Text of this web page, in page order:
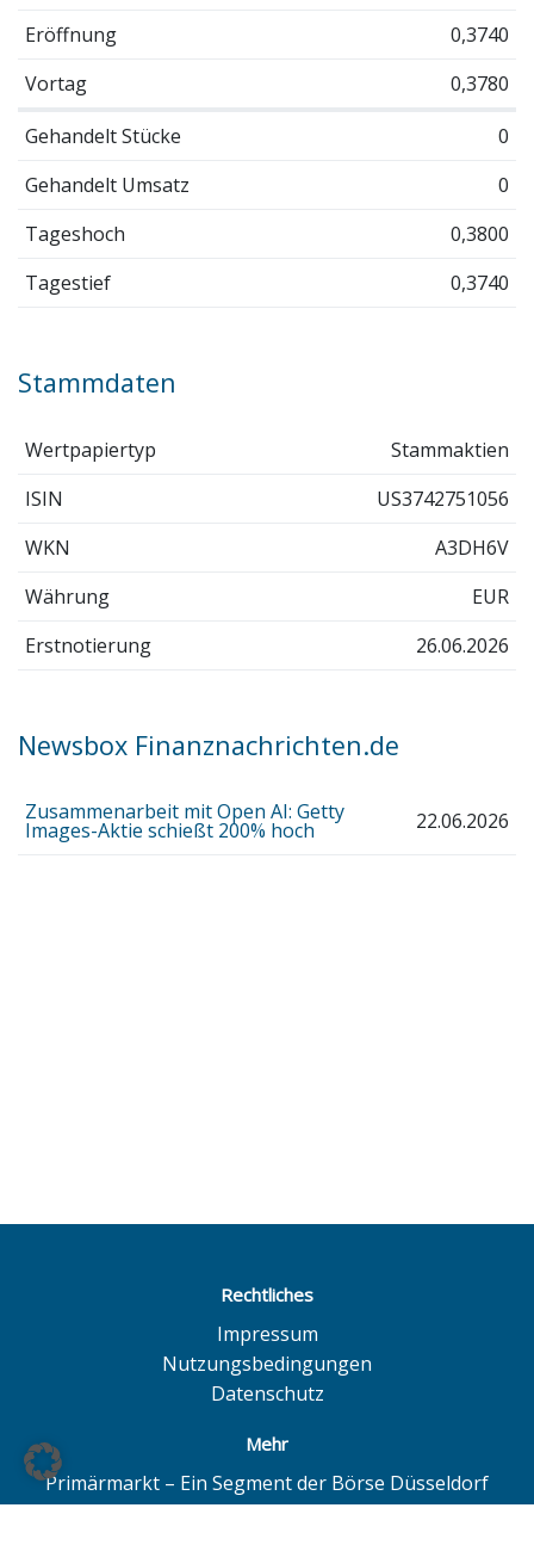
Eröffnung
0,3740
Vortag
0,3780
Gehandelt Stücke
0
Gehandelt Umsatz
0
Tageshoch
0,3800
Tagestief
0,3740
Stammdaten
Wertpapiertyp
Stammaktien
ISIN
US3742751056
WKN
A3DH6V
Währung
EUR
Erstnotierung
26.06.2026
Newsbox Finanznachrichten.de
Zusammenarbeit mit Open AI: Getty
Images-Aktie schießt 200% hoch 22.06.2026
Rechtliches
Impressum
Nutzungsbedingungen
Datenschutz
Mehr
Primärmarkt – Ein Segment der Börse Düsseldorf
Quotrix – Ein System der Börse Düsseldorf